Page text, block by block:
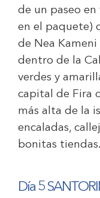
de un paseo
en el paquete)
de Nea Kameni
dentro de la
verdes y
capital de Fira
más alta de la
encaladas,
bonitas
Día 5